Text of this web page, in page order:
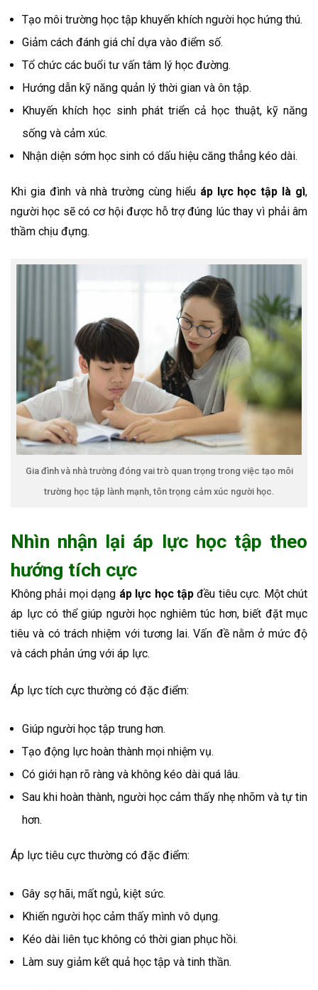
Tạo môi trường học tập khuyến khích người học hứng thú.
Giảm cách đánh giá chỉ dựa vào điểm số.
Tổ chức các buổi tư vấn tâm lý học đường.
Hướng dẫn kỹ năng quản lý thời gian và ôn tập.
Khuyến khích học sinh phát triển cả học thuật, kỹ năng
sống và cảm xúc.
Nhận diện sớm học sinh có dấu hiệu căng thẳng kéo dài.
Khi gia đình và nhà trường cùng hiểu áp lực học tập là gì,
người học sẽ có cơ hội được hỗ trợ đúng lúc thay vì phải âm
thầm chịu đựng.
Gia đình và nhà trường đóng vai trò quan trọng trong việc tạo môi
trường học tập lành mạnh, tôn trọng cảm xúc người học.
Nhìn nhận lại áp lực học tập theo
hướng tích cực
Không phải mọi dạng áp lực học tậpđều tiêu cực. Một chút
áp lực có thể giúp người học nghiêm túc hơn, biết đặt mục
tiêu và có trách nhiệm với tương lai. Vấn đề nằm ở mức độ
và cách phản ứng với áp lực.
Áp lực tích cực thường có đặc điểm:
Giúp người học tập trung hơn.
Tạo động lực hoàn thành mọi nhiệm vụ.
Có giới hạn rõ ràng và không kéo dài quá lâu.
Sau khi hoàn thành, người học cảm thấy nhẹ nhõm và tự tin
hơn.
Áp lực tiêu cực thường có đặc điểm:
Gây sợ hãi, mất ngủ, kiệt sức.
Khiến người học cảm thấy mình vô dụng.
Kéo dài liên tục không có thời gian phục hồi.
Làm suy giảm kết quả học tập và tinh thần.